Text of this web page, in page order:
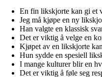
En fin likskjorte kan gi et
Jeg må kjøpe en ny
Han valgte en klassisk
Det er viktig å velge en
Kjøpet av en likskjorte
Hun sydde en spesiell
I mange kulturer blir en
Det er viktig å føle seg